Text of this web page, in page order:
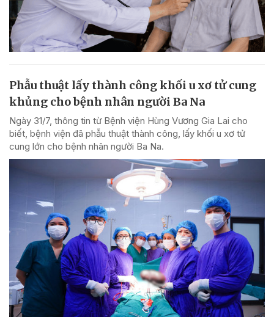
Phẫu thuật lấy thành công khối u xơ tử cung
khủng cho bệnh nhân người Ba Na
Ngày 31/7, thông tin từ Bệnh viện Hùng Vương Gia Lai cho
biết, bệnh viện đã phẫu thuật thành công, lấy khối u xơ tử
cung lớn cho bệnh nhân người Ba Na.